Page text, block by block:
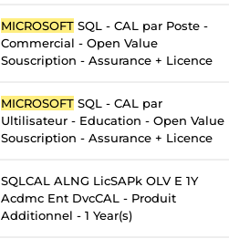
MICROSOFT SQL - CAL par Poste -
Commercial - Open Value
Souscription - Assurance + Licence
MICROSOFT SQL - CAL par
Ultilisateur - Education - Open Value
Souscription - Assurance + Licence
SQLCAL ALNG LicSAPk OLV E 1Y
Acdmc Ent DvcCAL - Produit
Additionnel - 1 Year(s)